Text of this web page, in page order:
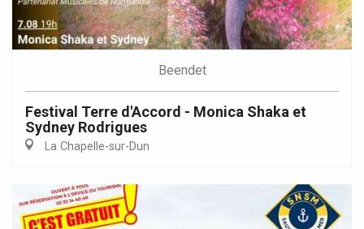
Beendet
Festival Terre d'Accord - Monica Shaka et
Sydney Rodrigues
La Chapelle-sur-Dun